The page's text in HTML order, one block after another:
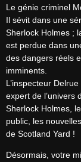
Le génie criminel
Il sévit dans une
Sherlock Holmes ;
est perdue dans
des dangers réels
imminents.
L’inspecteur
expert de l’univers
Sherlock Holmes,
public, les
de Scotland Yard !
Désormais, votre